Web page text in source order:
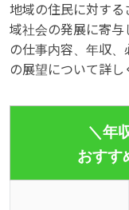
地域の住民に対する
域社会の発展に寄与
の仕事内容、年収
の展望について詳し
＼年
おすす